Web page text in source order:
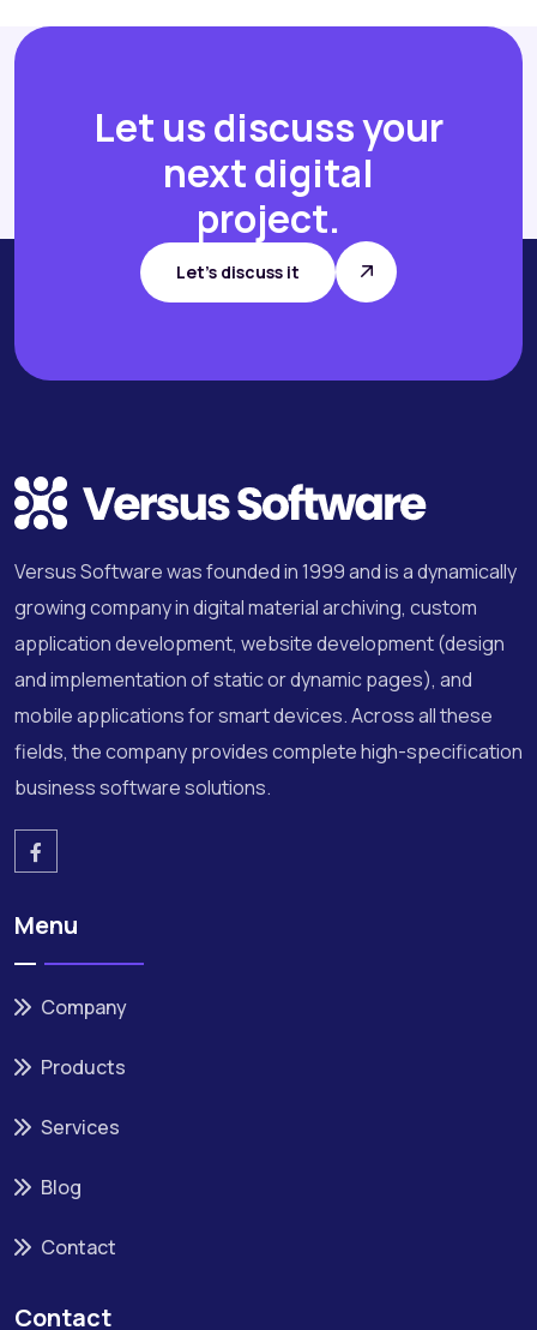
Let us discuss your
next digital
project.
Let's discuss it
Versus Software was founded in 1999 and is a dynamically
growing company in digital material archiving, custom
application development, website development (design
and implementation of static or dynamic pages), and
mobile applications for smart devices. Across all these
fields, the company provides complete high-specification
business software solutions.
Menu
Company
Products
Services
Blog
Contact
Contact